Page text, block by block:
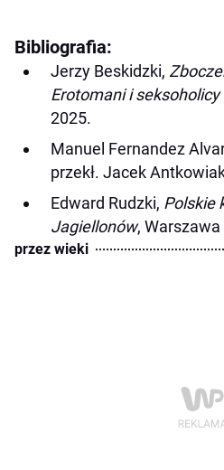
Bibliografia:
Jerzy Beskidzki,
Erotomani i seksoholicy
2025.
Manuel Fernandez
przekł. Jacek
Edward Rudzki, Polskie
Jagiellonów, Warszawa
przez wieki